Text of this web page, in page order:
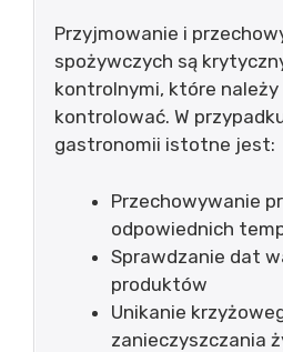
Przyjmowanie i
spożywczych są
kontrolnymi, które
kontrolować. W
gastronomii istotne jest:
Przechowywanie
odpowiednich
Sprawdzanie dat
produktów
Unikanie
zanieczyszczania